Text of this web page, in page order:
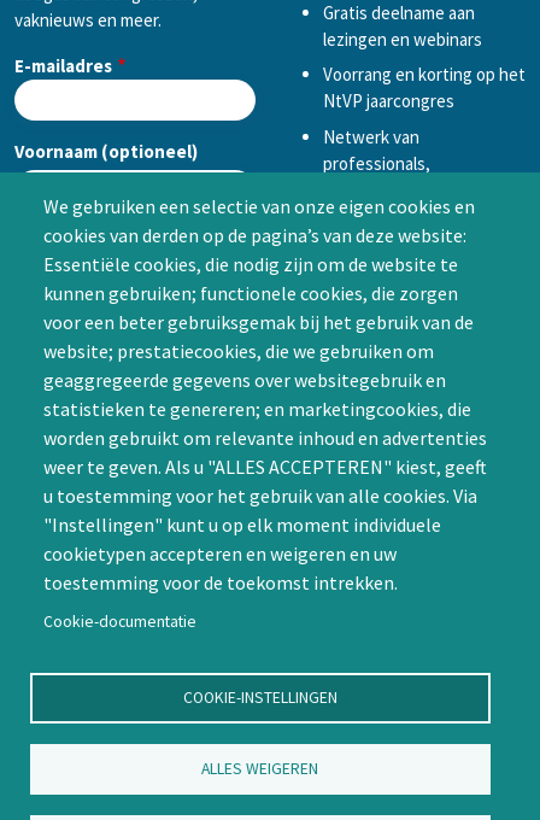
We gebruiken een selectie van onze eigen cookies en
cookies van derden op de pagina’s van deze website:
Essentiële cookies, die nodig zijn om de website te
kunnen gebruiken; functionele cookies, die zorgen
voor een beter gebruiksgemak bij het gebruik van de
website; prestatiecookies, die we gebruiken om
geaggregeerde gegevens over websitegebruik en
statistieken te genereren; en marketingcookies, die
worden gebruikt om relevante inhoud en advertenties
weer te geven. Als u "ALLES ACCEPTEREN" kiest, geeft
u toestemming voor het gebruik van alle cookies. Via
"Instellingen" kunt u op elk moment individuele
cookietypen accepteren en weigeren en uw
toestemming voor de toekomst intrekken.
Cookie-documentatie
COOKIE-INSTELLINGEN
ALLES WEIGEREN
vaknieuws en meer.
E-mailadres
Voornaam (optioneel)
Achternaam (optioneel)
CAPTCHA
Gratis deelname aan
lezingen en webinars
Voorrang en korting op het
NtVP jaarcongres
Netwerk van
professionals,
samenwerken in een van
de Special Interest
Groepen (SIG’s) of zelf een
SIG initiëren
Word lid
Contact
Nienoord 5, 1112 XE Diemen
info@ntvp.nl
SNSBNL2A te Utrecht
Volg ons op LinkedIn